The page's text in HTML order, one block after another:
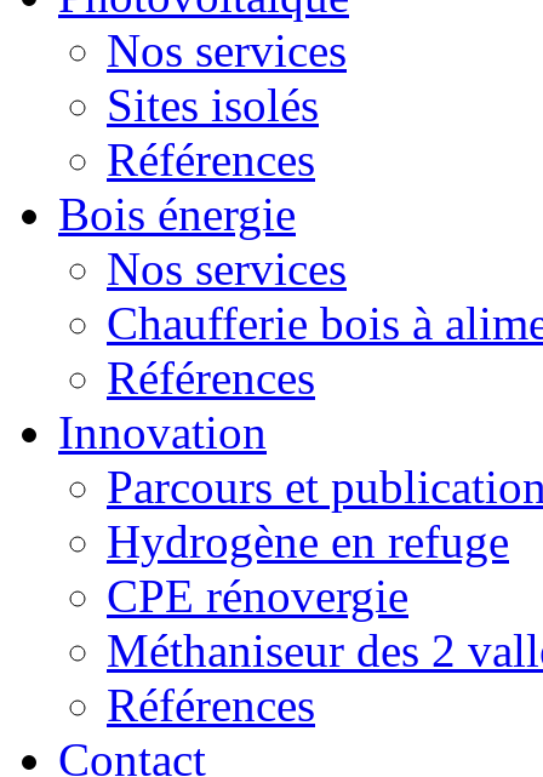
Nos services
Sites isolés
Références
Bois énergie
Nos services
Chaufferie bois à
Références
Innovation
Parcours et
Hydrogène en refuge
CPE rénovergie
Méthaniseur des 2
Références
Contact